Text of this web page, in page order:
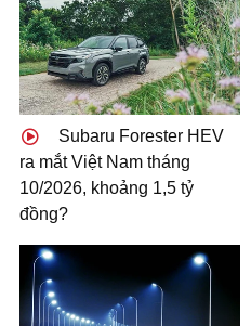
Subaru Forester HEV
ra mắt Việt Nam tháng
10/2026, khoảng 1,5 tỷ
đồng?